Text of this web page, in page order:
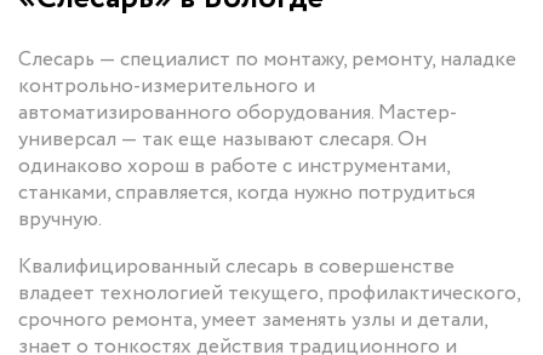
Слесарь — специалист по монтажу, ремонту, наладке
контрольно-измерительного и
автоматизированного оборудования. Мастер-
универсал — так еще называют слесаря. Он
одинаково хорош в работе с инструментами,
станками, справляется, когда нужно потрудиться
вручную.
Квалифицированный слесарь в совершенстве
владеет технологией текущего, профилактического,
срочного ремонта, умеет заменять узлы и детали,
знает о тонкостях действия традиционного и